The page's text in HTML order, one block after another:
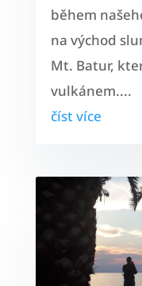
během
na východ
Mt. Batur,
vulkánem....
číst více